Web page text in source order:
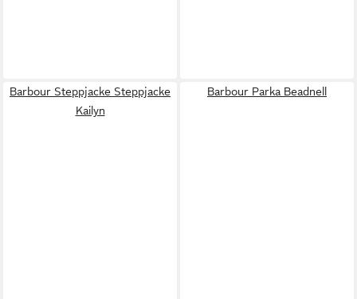
Barbour Steppjacke Steppjacke
Kailyn
Barbour Parka Beadnell